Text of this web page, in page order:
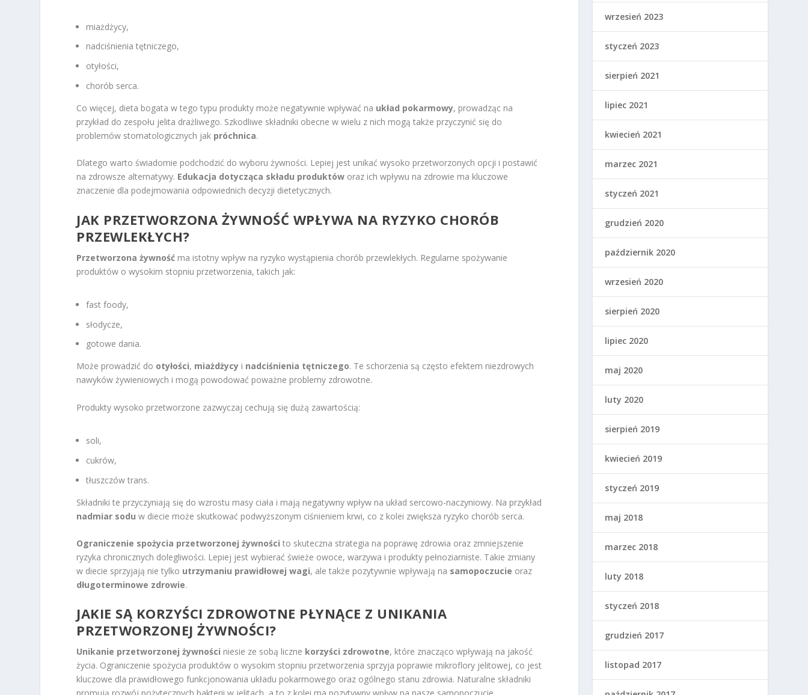
miażdżycy,
nadciśnienia tętniczego,
otyłości,
chorób serca.
Co więcej, dieta bogata w tego typu produkty może negatywnie wpływać na układ pokarmowy, prowadząc na
przykład do zespołu jelita drażliwego. Szkodliwe składniki obecne w wielu z nich mogą także przyczynić się do
problemów stomatologicznych jak próchnica.
Dlatego warto świadomie podchodzić do wyboru żywności. Lepiej jest unikać wysoko przetworzonych opcji i postawić
na zdrowsze alternatywy. Edukacja dotycząca składu produktów oraz ich wpływu na zdrowie ma kluczowe
znaczenie dla podejmowania odpowiednich decyzji dietetycznych.
JAK PRZETWORZONA ŻYWNOŚĆ WPŁYWA NA RYZYKO CHORÓB
PRZEWLEKŁYCH?
Przetworzona żywność ma istotny wpływ na ryzyko wystąpienia chorób przewlekłych. Regularne spożywanie
produktów o wysokim stopniu przetworzenia, takich jak:
fast foody,
słodycze,
gotowe dania.
Może prowadzić do otyłości, miażdżycy i nadciśnienia tętniczego. Te schorzenia są często efektem niezdrowych
nawyków żywieniowych i mogą powodować poważne problemy zdrowotne.
Produkty wysoko przetworzone zazwyczaj cechują się dużą zawartością:
soli,
cukrów,
tłuszczów trans.
Składniki te przyczyniają się do wzrostu masy ciała i mają negatywny wpływ na układ sercowo-naczyniowy. Na przykład
nadmiar sodu w diecie może skutkować podwyższonym ciśnieniem krwi, co z kolei zwiększa ryzyko chorób serca.
Ograniczenie spożycia przetworzonej żywności to skuteczna strategia na poprawę zdrowia oraz zmniejszenie
ryzyka chronicznych dolegliwości. Lepiej jest wybierać świeże owoce, warzywa i produkty pełnoziarniste. Takie zmiany
w diecie sprzyjają nie tylko utrzymaniu prawidłowej wagi, ale także pozytywnie wpływają na samopoczucie oraz
długoterminowe zdrowie.
JAKIE SĄ KORZYŚCI ZDROWOTNE PŁYNĄCE Z UNIKANIA
PRZETWORZONEJ ŻYWNOŚCI?
Unikanie przetworzonej żywności niesie ze sobą liczne korzyści zdrowotne, które znacząco wpływają na jakość
życia. Ograniczenie spożycia produktów o wysokim stopniu przetworzenia sprzyja poprawie mikroflory jelitowej, co jest
kluczowe dla prawidłowego funkcjonowania układu pokarmowego oraz ogólnego stanu zdrowia. Naturalne składniki
wrzesień 2023
styczeń 2023
sierpień 2021
lipiec 2021
kwiecień 2021
marzec 2021
styczeń 2021
grudzień 2020
październik 2020
wrzesień 2020
sierpień 2020
lipiec 2020
maj 2020
luty 2020
sierpień 2019
kwiecień 2019
styczeń 2019
maj 2018
marzec 2018
luty 2018
styczeń 2018
grudzień 2017
listopad 2017